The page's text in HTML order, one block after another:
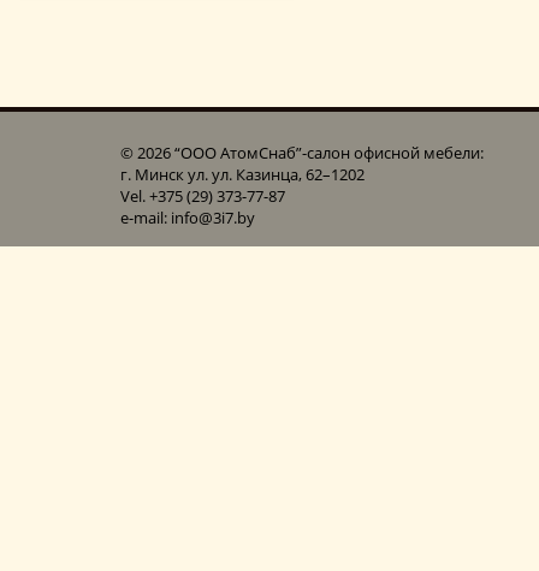
© 2026 “ООО АтомСнаб”-cалон офисной мебели:
г. Минск ул. ул. Казинца, 62–1202
Vel. +375 (29) 373-77-87
e-mail: info@3i7.by